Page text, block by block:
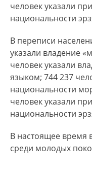
человек указали
национальности
В переписи
указали владение
человек указали
языком; 744 237
национальности
человек указали
национальности
В настоящее время
среди молодых